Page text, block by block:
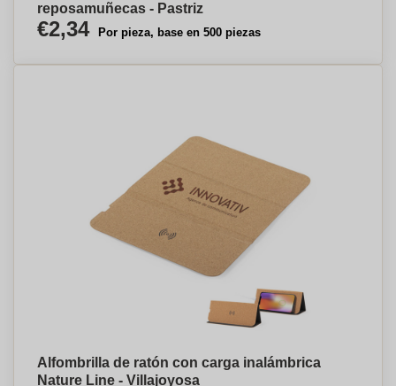
reposamuñecas - Pastriz
€2,34 Por pieza, base en 500 piezas
Alfombrilla de ratón con carga inalámbrica
Nature Line - Villajoyosa